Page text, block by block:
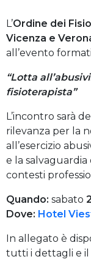
L’Ordine dei
Vicenza e
all’evento
“Lotta
fisioterapista”
L’incontro sarà
rilevanza per la
all’esercizio
e la
contesti
Quando: sabato
Dove: Hotel
In allegato è
tutti i dettagli e il